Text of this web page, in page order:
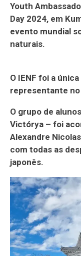
Youth
Day 2024, em
evento mundial
naturais.
O IENF foi a
representante
O grupo de
Victórya – foi
Alexandre
com todas as
japonês.